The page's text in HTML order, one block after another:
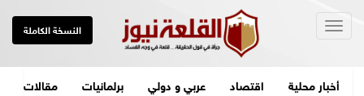
النسخة الكاملة
أخبار محلية اقتصاد عربي و دولي برلمانيات مقالات